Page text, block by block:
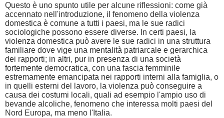
Questo è uno spunto utile per alcune riflessioni: come già
accennato nell'introduzione, il fenomeno della violenza
domestica è comune a tutti i paesi, ma le sue radici
sociologiche possono essere diverse. In certi paesi, la
violenza domestica può avere le sue radici in una struttura
familiare dove vige una mentalità patriarcale e gerarchica
dei rapporti; in altri, pur in presenza di una società
fortemente democratica, con una fascia femminile
estremamente emancipata nei rapporti interni alla famiglia, o
in quelli esterni del lavoro, la violenza può conseguire a
causa dei costumi locali, quali ad esempio l'ampio uso di
bevande alcoliche, fenomeno che interessa molti paesi del
Nord Europa, ma meno l'Italia.